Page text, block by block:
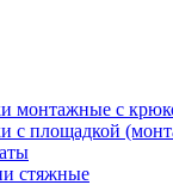
монтажные с
с площадкой
стяжные